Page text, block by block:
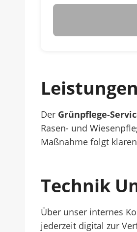
Der Grünpflege-
Rasen- und
Maßnahme folgt
Technik
Über unser internes
jederzeit digital zur